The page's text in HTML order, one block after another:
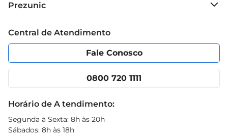
Grupo Cencosud
Política de Privacidade
Portal do fornecedor
Cencosud Media
Prezunic
Código de Ética
App Prezunic
Central de Atendimento
Fale Conosco
0800 720 1111
Horário de A tendimento:
Segunda à Sexta: 8h às 20h
Sábados: 8h às 18h